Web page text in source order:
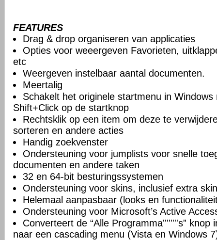
FEATURES
Drag & drop organiseren van applicaties
Opties voor weeergeven Favorieten,
etc
Weergeven instelbaar aantal documenten.
Meertalig
Schakelt het originele startmenu in
Shift+Click op de startknop
Rechtsklik op een item om deze te
sorteren en andere acties
Handig zoekvenster
Ondersteuning voor jumplists voor snelle
documenten en andere taken
32 en 64-bit besturingssystemen
Ondersteuning voor skins, inclusief extra
Helemaal aanpasbaar (looks en
Ondersteuning voor Microsoft’s Active
Converteert de “Alle Programma''''''''s” knop
naar een cascading menu (Vista en Windows